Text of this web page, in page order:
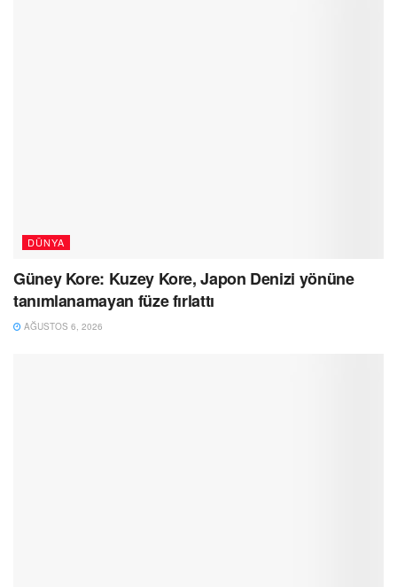
DÜNYA
Güney Kore: Kuzey Kore, Japon Denizi yönüne
tanımlanamayan füze fırlattı
AĞUSTOS 6, 2026